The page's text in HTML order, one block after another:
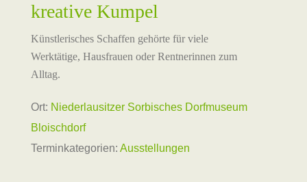
kreative Kumpel
Künstlerisches Schaffen gehörte für viele
Werktätige, Hausfrauen oder Rentnerinnen zum
Alltag.
Ort: Niederlausitzer Sorbisches Dorfmuseum
Bloischdorf
Terminkategorien: Ausstellungen